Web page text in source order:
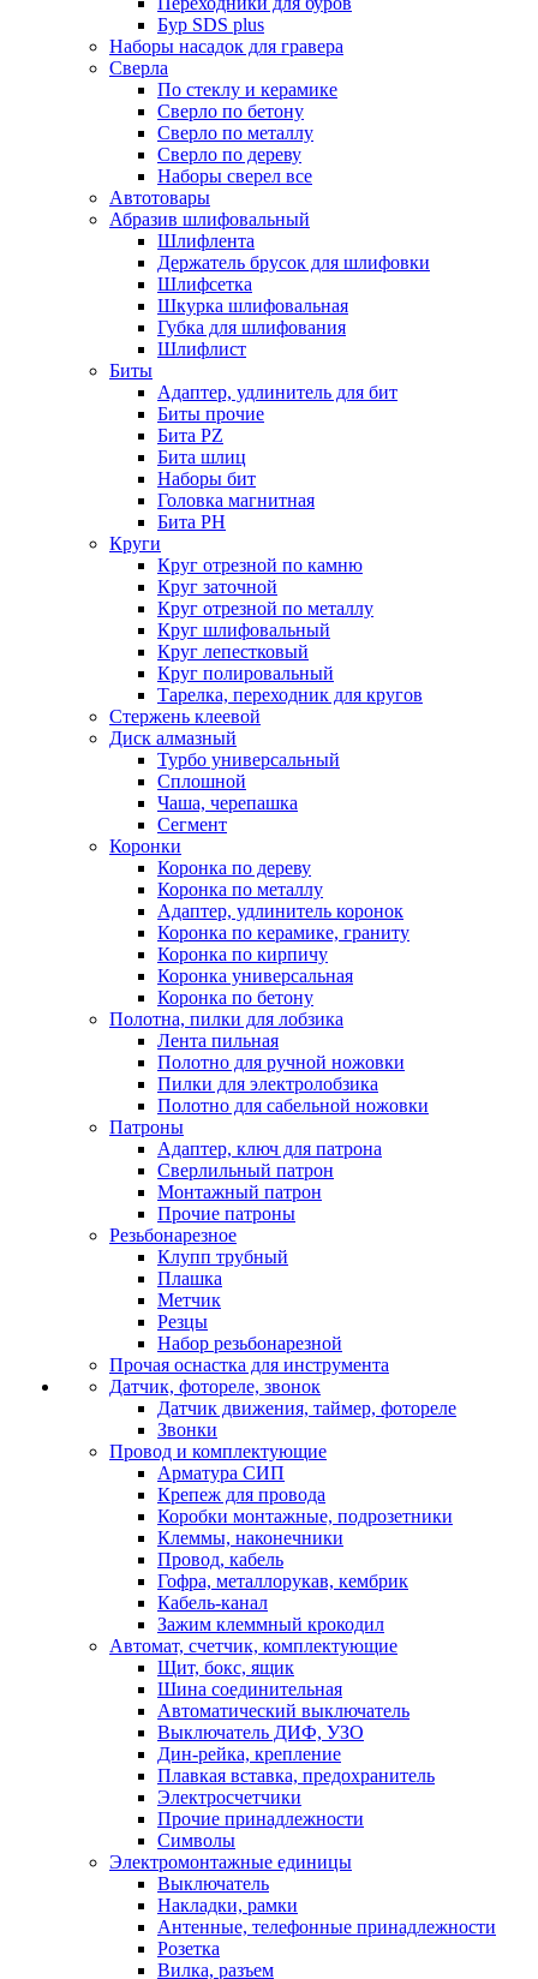
Бур SDS plus
Наборы насадок для гравера
Сверла
По стеклу и керамике
Сверло по бетону
Сверло по металлу
Сверло по дереву
Наборы сверел все
Автотовары
Абразив шлифовальный
Шлифлента
Держатель брусок для шлифовки
Шлифсетка
Шкурка шлифовальная
Губка для шлифования
Шлифлист
Биты
Адаптер, удлинитель для бит
Биты прочие
Бита PZ
Бита шлиц
Наборы бит
Головка магнитная
Бита PH
Круги
Круг отрезной по камню
Круг заточной
Круг отрезной по металлу
Круг шлифовальный
Круг лепестковый
Круг полировальный
Тарелка, переходник для кругов
Стержень клеевой
Диск алмазный
Турбо универсальный
Сплошной
Чаша, черепашка
Сегмент
Коронки
Коронка по дереву
Коронка по металлу
Адаптер, удлинитель коронок
Коронка по керамике, граниту
Коронка по кирпичу
Коронка универсальная
Коронка по бетону
Полотна, пилки для лобзика
Лента пильная
Полотно для ручной ножовки
Пилки для электролобзика
Полотно для сабельной ножовки
Патроны
Адаптер, ключ для патрона
Сверлильный патрон
Монтажный патрон
Прочие патроны
Резьбонарезное
Клупп трубный
Плашка
Метчик
Резцы
Набор резьбонарезной
Прочая оснастка для инструмента
Датчик, фотореле, звонок
Датчик движения, таймер, фотореле
Звонки
Провод и комплектующие
Арматура СИП
Крепеж для провода
Коробки монтажные, подрозетники
Клеммы, наконечники
Провод, кабель
Гофра, металлорукав, кембрик
Кабель-канал
Зажим клеммный крокодил
Автомат, счетчик, комплектующие
Щит, бокс, ящик
Шина соединительная
Автоматический выключатель
Выключатель ДИФ, УЗО
Дин-рейка, крепление
Плавкая вставка, предохранитель
Электросчетчики
Прочие принадлежности
Символы
Электромонтажные единицы
Выключатель
Накладки, рамки
Антенные, телефонные принадлежности
Розетка
Вилка, разъем